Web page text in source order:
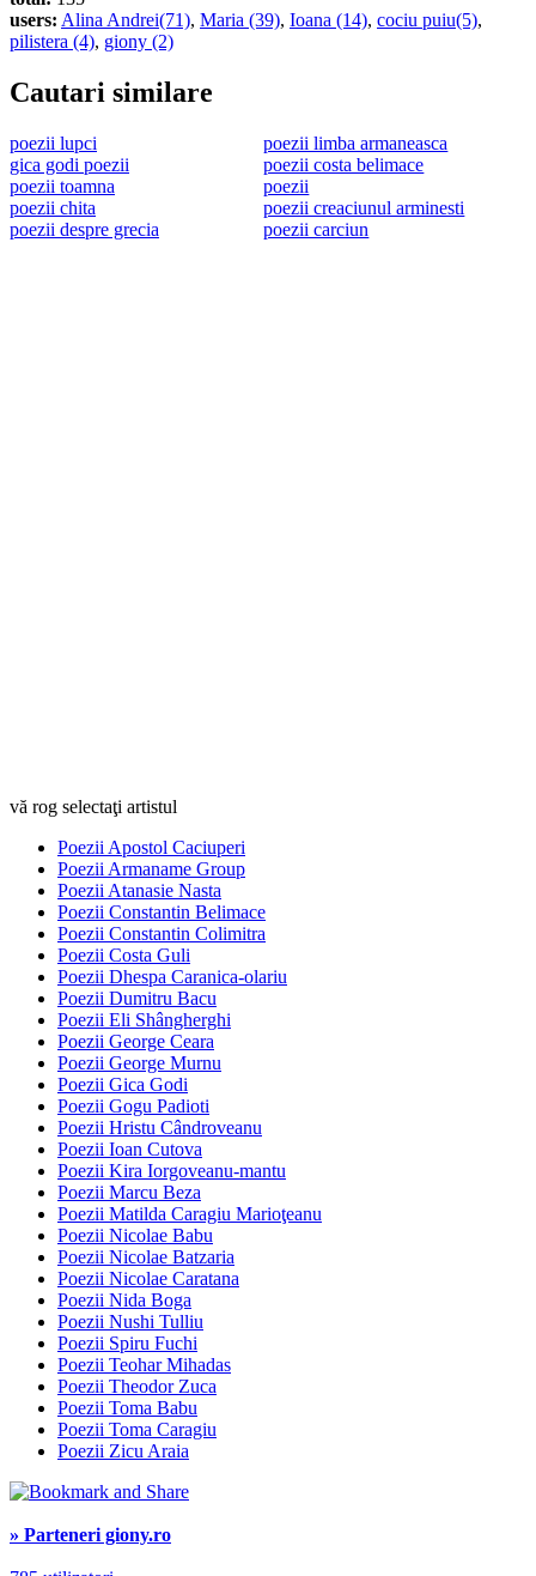
users: Alina Andrei(71), Maria (39), Ioana (14), cociu puiu(5),
pilistera (4), giony (2)
Cautari similare
poezii lupci
poezii limba armaneasca
gica godi poezii
poezii costa belimace
poezii toamna
poezii
poezii chita
poezii creaciunul arminesti
poezii despre grecia
poezii carciun
vă rog selectaţi artistul
Poezii Apostol Caciuperi
Poezii Armaname Group
Poezii Atanasie Nasta
Poezii Constantin Belimace
Poezii Constantin Colimitra
Poezii Costa Guli
Poezii Dhespa Caranica-olariu
Poezii Dumitru Bacu
Poezii Eli Shângherghi
Poezii George Ceara
Poezii George Murnu
Poezii Gica Godi
Poezii Gogu Padioti
Poezii Hristu Cândroveanu
Poezii Ioan Cutova
Poezii Kira Iorgoveanu-mantu
Poezii Marcu Beza
Poezii Matilda Caragiu Marioţeanu
Poezii Nicolae Babu
Poezii Nicolae Batzaria
Poezii Nicolae Caratana
Poezii Nida Boga
Poezii Nushi Tulliu
Poezii Spiru Fuchi
Poezii Teohar Mihadas
Poezii Theodor Zuca
Poezii Toma Babu
Poezii Toma Caragiu
Poezii Zicu Araia
» Parteneri giony.ro